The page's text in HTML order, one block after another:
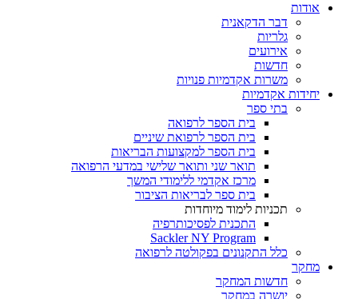
אודות
דבר הדקאנית
גלריות
אירועים
חדשות
משרות אקדמיות פנויות
יחידות אקדמיות
בתי ספר
בית הספר לרפואה
בית הספר לרפואת שיניים
בית הספר למקצועות הבריאות
תואר שני ותואר שלישי במדעי הרפואה
מרכז אקדמי ללימודי המשך
בית ספר לבריאות הציבור
תכניות לימוד מיוחדות
התכנית לפסיכותרפיה
Sackler NY Program
כלל התקנונים בפקולטה לרפואה
מחקר
חדשות המחקר
יושרה במחקר